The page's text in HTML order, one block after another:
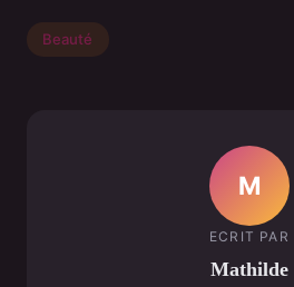
Beauté
M
ECRIT PAR
Mathilde